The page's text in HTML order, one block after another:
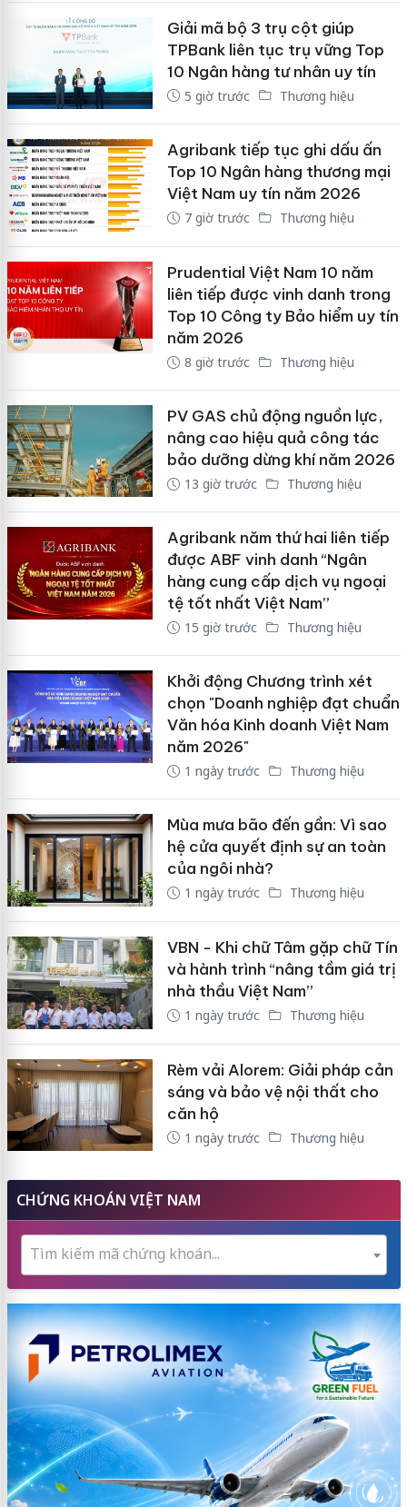
Giải mã bộ 3 trụ cột giúp
TPBank liên tục trụ vững Top
10 Ngân hàng tư nhân uy tín
5 giờ trước Thương hiệu
Agribank tiếp tục ghi dấu ấn
Top 10 Ngân hàng thương mại
Việt Nam uy tín năm 2026
7 giờ trước Thương hiệu
Prudential Việt Nam 10 năm
liên tiếp được vinh danh trong
Top 10 Công ty Bảo hiểm uy tín
năm 2026
8 giờ trước Thương hiệu
PV GAS chủ động nguồn lực,
nâng cao hiệu quả công tác
bảo dưỡng dừng khí năm 2026
13 giờ trước Thương hiệu
Agribank năm thứ hai liên tiếp
được ABF vinh danh “Ngân
hàng cung cấp dịch vụ ngoại
tệ tốt nhất Việt Nam”
15 giờ trước Thương hiệu
Khởi động Chương trình xét
chọn "Doanh nghiệp đạt chuẩn
Văn hóa Kinh doanh Việt Nam
năm 2026"
1 ngày trước Thương hiệu
Mùa mưa bão đến gần: Vì sao
hệ cửa quyết định sự an toàn
của ngôi nhà?
1 ngày trước Thương hiệu
VBN - Khi chữ Tâm gặp chữ Tín
và hành trình “nâng tầm giá trị
nhà thầu Việt Nam”
1 ngày trước Thương hiệu
Rèm vải Alorem: Giải pháp cản
sáng và bảo vệ nội thất cho
căn hộ
1 ngày trước Thương hiệu
CHỨNG KHOÁN VIỆT NAM
Tìm kiếm mã chứng khoán...